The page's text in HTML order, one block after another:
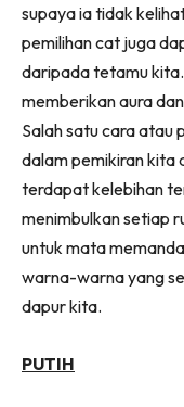
Hartanah
High
Video
Beli Di
supaya ia tidak
pemilihan cat juga
daripada tetamu
memberikan aura
Salah satu cara atau
dalam pemikiran kita
terdapat kelebihan
menimbulkan setiap
untuk mata
warna-warna yang
dapur kita.
PUTIH